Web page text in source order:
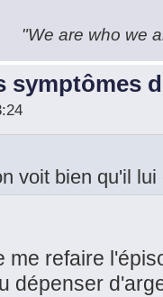
"We are who we
symptômes
voit bien qu'il lui
me refaire
dépenser